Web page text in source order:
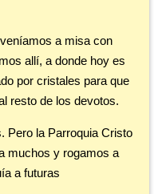
a misa con
allí, a donde hoy es
por cristales para que
resto de los devotos.
Pero la Parroquia Cristo
muchos y rogamos a
a futuras